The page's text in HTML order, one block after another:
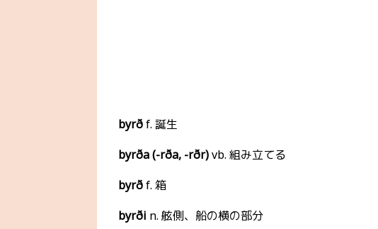
byrðf. 誕生
byrða (-rða, -rðr)vb. 組み立てる
byrðf. 箱
byrði n. 舷側、船の横の部分